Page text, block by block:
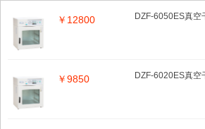
DZF-6050ES真空
￥12800
DZF-6020ES真空
￥9850